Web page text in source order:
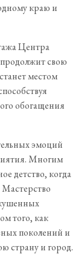
краю и
Центра
свою
местом
обогащения
эмоций
Многим
детство, когда
того, как
поколений и
страну и город.